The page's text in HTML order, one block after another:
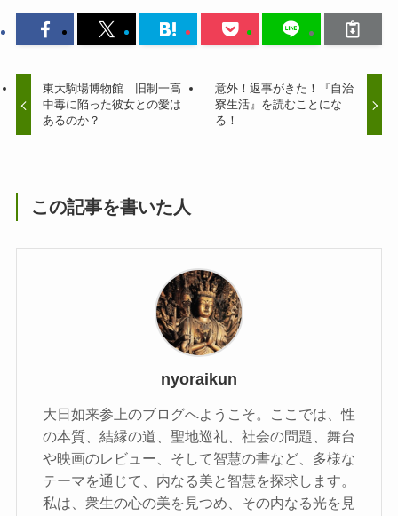
東大駒場博物館 旧制一高
中毒に陥った彼女との愛は
あるのか？
意外！返事がきた！『自治
寮生活』を読むことにな
る！
この記事を書いた人
nyoraikun
大日如来参上のブログへようこそ。ここでは、性
の本質、結縁の道、聖地巡礼、社会の問題、舞台
や映画のレビュー、そして智慧の書など、多様な
テーマを通じて、内なる美と智慧を探求します。
私は、衆生の心の美を見つめ、その内なる光を見